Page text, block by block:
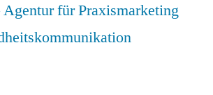
für Praxismarketing